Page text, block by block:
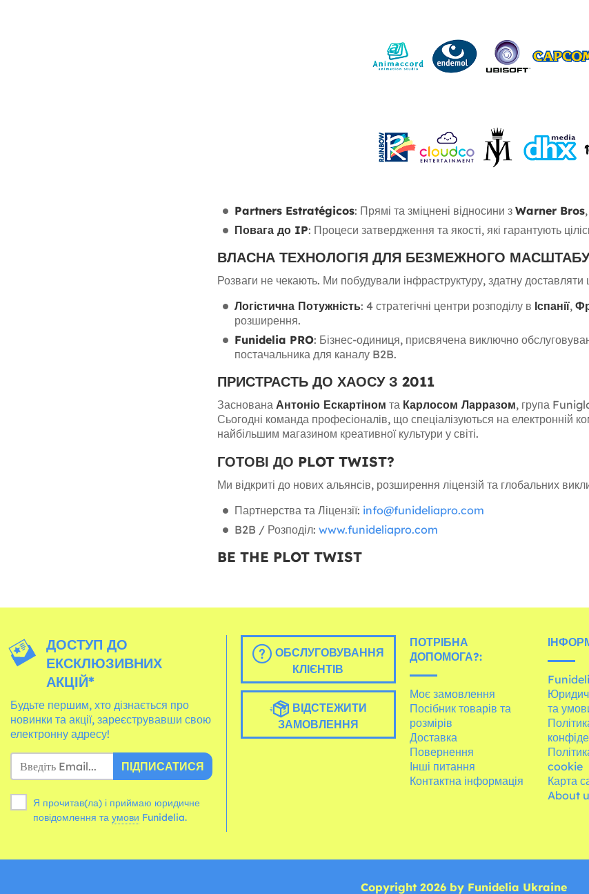
Partners Estratégicos: Прямі та зміцнені відносини з Warner Bros,
Повага до IP: Процеси затвердження та якості, які гарантують
ВЛАСНА ТЕХНОЛОГІЯ ДЛЯ БЕЗМЕЖНОГО
Розваги не чекають. Ми побудували інфраструктуру, здатну доставляти
Логістична Потужність: 4 стратегічні центри розподілу в Іспанії,
розширення.
Funidelia PRO: Бізнес-одиниця, присвячена виключно
постачальника для каналу B2B.
ПРИСТРАСТЬ ДО ХАОСУ З 2011
Заснована Антоніо Ескартіном та Карлосом Ларразом, група
Сьогодні команда професіоналів, що спеціалізуються на електронній
найбільшим магазином креативної культури у світі.
ГОТОВІ ДО PLOT TWIST?
Ми відкриті до нових альянсів, розширення ліцензій та глобальних
Партнерства та Ліцензії: info@funideliapro.com
B2B / Розподіл: www.funideliapro.com
BE THE PLOT TWIST
ДОСТУП ДО
ЕКСКЛЮЗИВНИХ
АКЦІЙ*
Будьте першим, хто дізнається про
новинки та акції, зареєструвавши свою
електронну адресу!
ПІДПИСАТИСЯ
Я прочитав(ла) і приймаю юридичне
повідомлення та умови Funidelia.
ОБСЛУГОВУВАННЯ
КЛІЄНТІВ
ВІДСТЕЖИТИ
ЗАМОВЛЕННЯ
ПОТРІБНА
ДОПОМОГА?:
Моє замовлення
Посібник товарів та
розмірів
Доставка
Повернення
Інші питання
Контактна інформація
та
cookie
Карта
About
Copyright 2026 by Funidelia Ukraine